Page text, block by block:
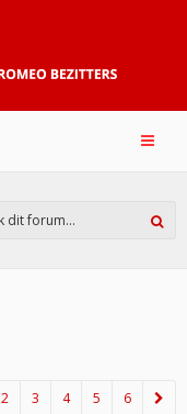
2 3 4 5 6